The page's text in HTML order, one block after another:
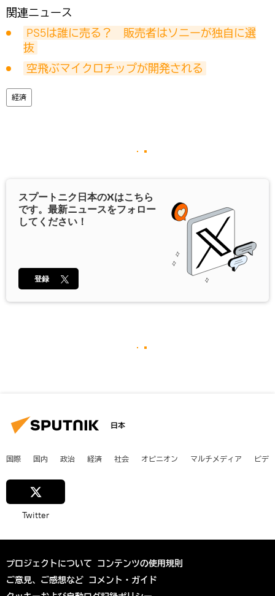
関連ニュース
PS5は誰に売る？　販売者はソニーが独自に選
抜
空飛ぶマイクロチップが開発される
経済
スプートニク日本のXはこちら
です。最新ニュースをフォロー
してください！
登録
日本
国際 国内 政治 経済 社会 オピニオン マルチメディア ビデ
Twitter
プロジェクトについて コンテンツの使用規則
ご意見、ご感想など コメント・ガイド